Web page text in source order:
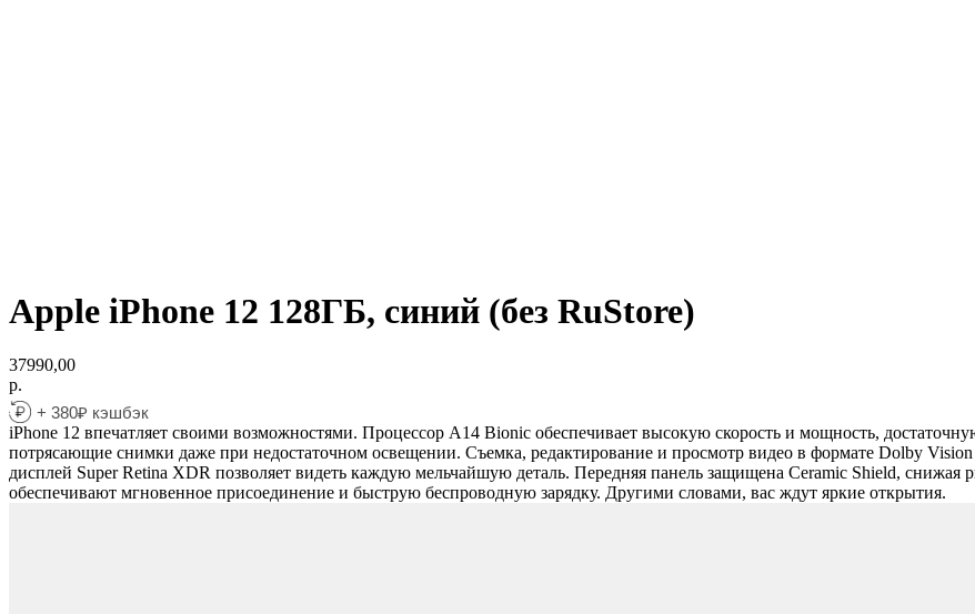
Apple iPhone 12 128ГБ, синий (без RuStore)
37990,00
р.
+ 380₽ кэшбэк
iPhone 12 впечатляет своими возможностями. Процессор A14 Bionic обеспечивает высокую скорость и мощность,
потрясающие снимки даже при недостаточном освещении. Съемка, редактирование и просмотр видео в формате Dolby
дисплей Super Retina XDR позволяет видеть каждую мельчайшую деталь. Передняя панель защищена Ceramic Shield,
обеспечивают мгновенное присоединение и быструю беспроводную зарядку. Другими словами, вас ждут яркие открытия.